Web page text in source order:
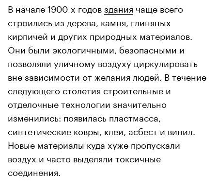
В начале 1900-х годовздания чаще всего
строились из дерева, камня, глиняных
кирпичей и других природных материалов.
Они были экологичными, безопасными и
позволяли уличному воздуху циркулировать
вне зависимости от желания людей. В течение
следующего столетия строительные и
отделочные технологии значительно
изменились: появилась пластмасса,
синтетические ковры, клеи, асбест и винил.
Новые материалы куда хуже пропускали
воздух и часто выделяли токсичные
соединения.